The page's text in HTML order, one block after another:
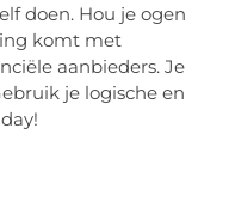
doen. Hou je ogen
komt met
aanbieders. Je
je logische en